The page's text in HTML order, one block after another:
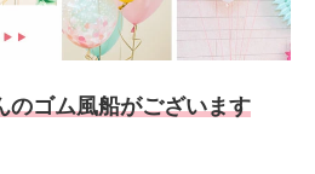
のゴム風船がございます